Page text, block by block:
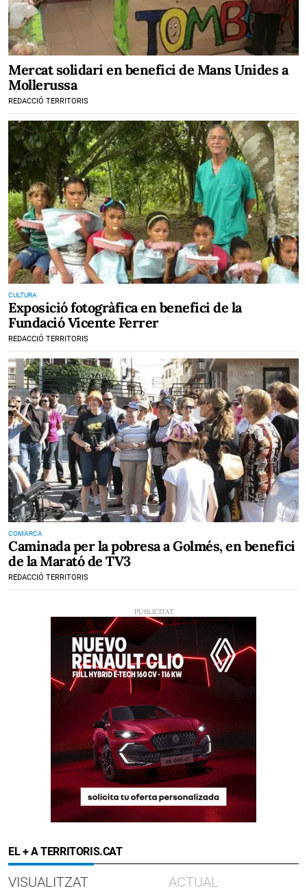
Mercat solidari en benefici de Mans Unides a
Mollerussa
REDACCIÓ TERRITORIS
CULTURA
Exposició fotogràfica en benefici de la
Fundació Vicente Ferrer
REDACCIÓ TERRITORIS
COMARCA
Caminada per la pobresa a Golmés, en benefici
de la Marató de TV3
REDACCIÓ TERRITORIS
EL + A TERRITORIS.CAT
VISUALITZAT ACTUAL